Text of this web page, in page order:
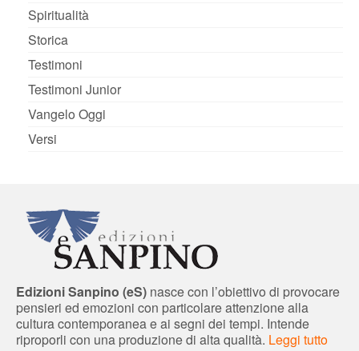
Spiritualità
Storica
Testimoni
Testimoni Junior
Vangelo Oggi
Versi
Edizioni Sanpino (eS) nasce con l’obiettivo di provocare
pensieri ed emozioni con particolare attenzione alla
cultura contemporanea e ai segni dei tempi. Intende
riproporli con una produzione di alta qualità. Leggi tutto